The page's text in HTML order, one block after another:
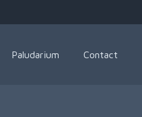
Paludarium Contact